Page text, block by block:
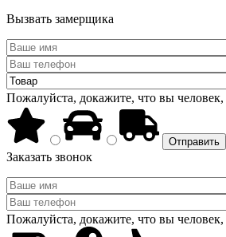
Вызвать замерщика
Пожалуйста, докажите, что вы
Заказать звонок
Пожалуйста, докажите, что вы